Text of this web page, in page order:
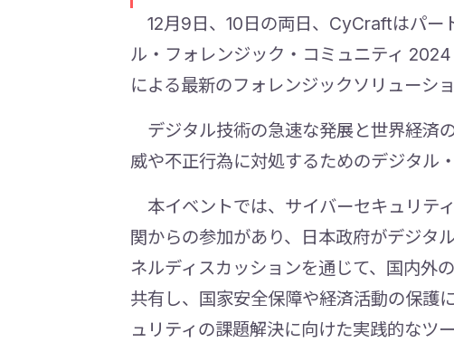
12月9日、10日の両日、CyCraftはパー
ル・フォレンジック・コミュニティ
による最新のフォレンジックソリューシ
デジタル技術の急速な発展と世界経済
威や不正行為に対処するためのデジタル
本イベントでは、サイバーセキュリテ
関からの参加があり、日本政府がデジタ
ネルディスカッションを通じて、国内外
共有し、国家安全保障や経済活動の保護
ュリティの課題解決に向けた実践的なツ